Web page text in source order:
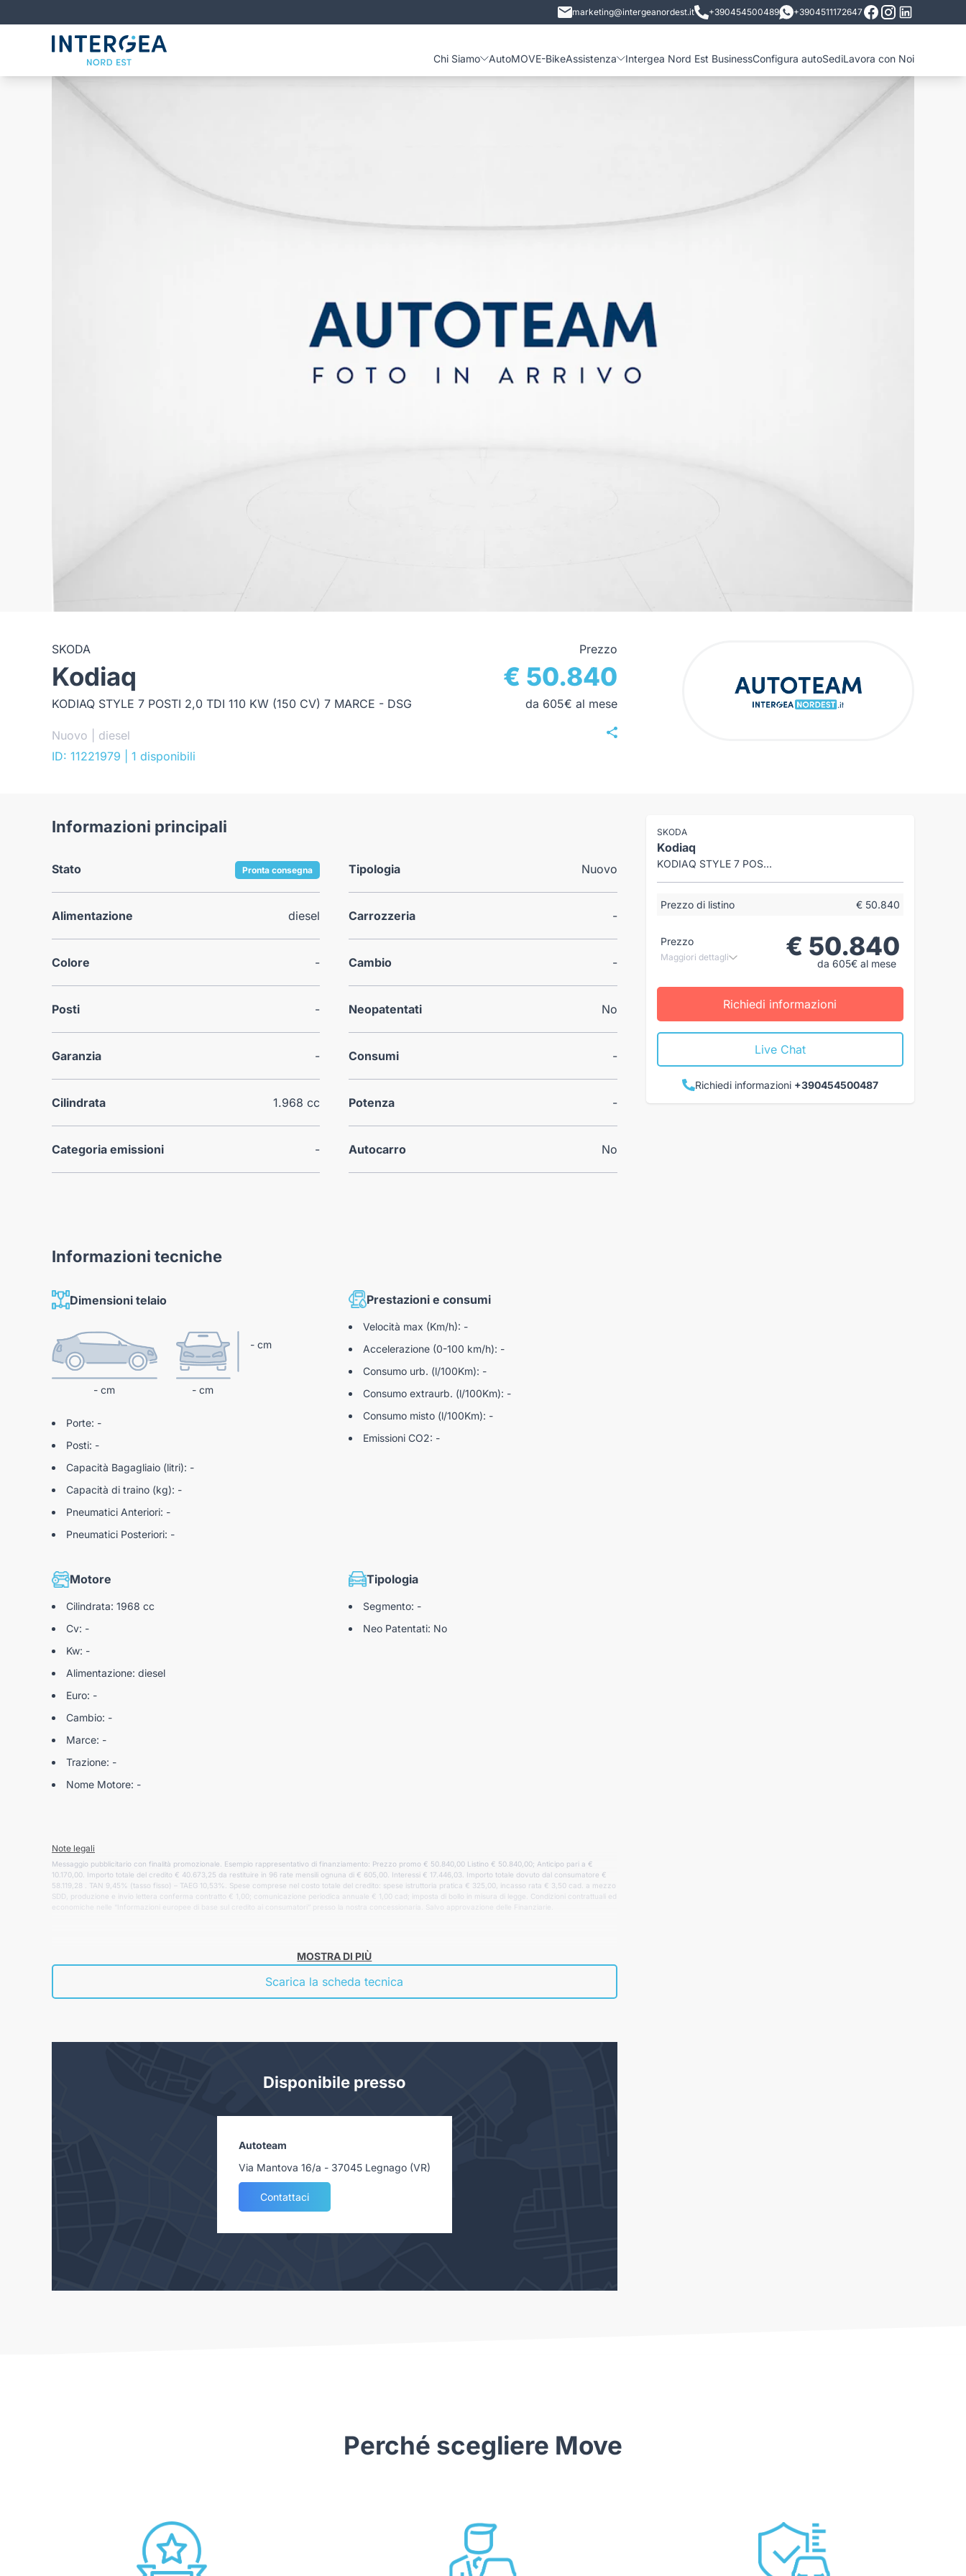
marketing@intergeanordest.it +390454500489 +3904511172647
Chi Siamo AutoMOVE-BikeAssistenza Intergea Nord Est BusinessConfigura autoSediLavora con Noi
SKODA
Kodiaq
KODIAQ STYLE 7 POSTI 2,0 TDI 110 KW (150 CV) 7 MARCE - DSG
Nuovo | diesel
ID: 11221979
| 1 disponibili
Prezzo
€ 50.840
da 605€ al mese
Informazioni principali
Stato Pronta consegna Tipologia Nuovo
Alimentazione diesel Carrozzeria -
Colore - Cambio -
Posti - Neopatentati No
Garanzia - Consumi -
Cilindrata 1.968 cc Potenza -
Categoria emissioni - Autocarro No
Informazioni tecniche
Dimensioni telaio
- cm - cm
- cm
Porte: -
Posti: -
Capacità Bagagliaio (litri): -
Capacità di traino (kg): -
Pneumatici Anteriori: -
Pneumatici Posteriori: -
Prestazioni e consumi
Velocità max (Km/h): -
Accelerazione (0-100 km/h): -
Consumo urb. (l/100Km): -
Consumo extraurb. (l/100Km): -
Consumo misto (l/100Km): -
Emissioni CO2: -
Motore
Cilindrata: 1968 cc
Cv: -
Kw: -
Alimentazione: diesel
Euro: -
Cambio: -
Marce: -
Trazione: -
Nome Motore: -
Tipologia
Segmento: -
Neo Patentati: No
Note legali
Messaggio pubblicitario con finalità promozionale. Esempio rappresentativo di finanziamento: Prezzo promo € 50.840,00 Listino € 50.840,00; Anticipo pari a €
10.170,00. Importo totale del credito € 40.673,25 da restituire in 96 rate mensili ognuna di € 605,00. Interessi € 17.446,03. Importo totale dovuto dal consumatore €
58.119,28 . TAN 9,45% (tasso fisso) – TAEG 10,53%. Spese comprese nel costo totale del credito: spese istruttoria pratica € 325,00, incasso rata € 3,50 cad. a mezzo
SDD, produzione e invio lettera conferma contratto € 1,00; comunicazione periodica annuale € 1,00 cad; imposta di bollo in misura di legge. Condizioni contrattuali ed
economiche nelle “Informazioni europee di base sul credito ai consumatori” presso la nostra concessionaria. Salvo approvazione delle Finanziarie.
MOSTRA DI PIÙ
Scarica la scheda tecnica
Disponibile presso
Autoteam
Via Mantova 16/a - 37045 Legnago (VR)
Contattaci
SKODA
Kodiaq
KODIAQ STYLE 7 POSTI 2,0 TDI 110 KW (150 CV) 7 MARCE - DSG
Prezzo di listino € 50.840
Prezzo
Maggiori dettagli € 50.840
da 605€ al mese
Richiedi informazioni
Live Chat
Richiedi informazioni +390454500487
Perché scegliere Move